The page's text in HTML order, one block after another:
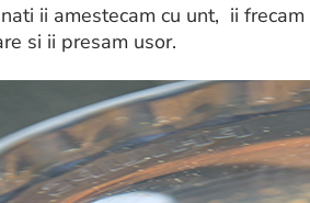
ii amestecam cu unt, ii
si ii presam usor.